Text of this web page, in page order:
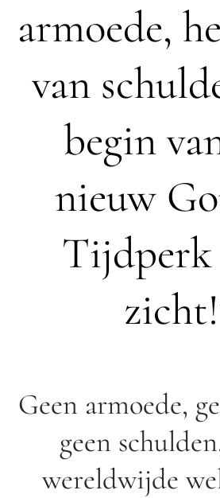
armoede,
van
begin
nieuw
Geen armoede,
geen
wereldwijde